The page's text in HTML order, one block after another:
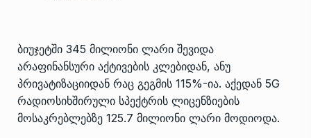
ბიუჯეტში 345 მილიონი ლარი შევიდა
არაფინანსური აქტივების კლებიდან, ანუ
პრივატიზაციიდან რაც გეგმის 115%-ია. აქედან 5G
რადიოსიხშირული სპექტრის ლიცენზიების
მოსაკრებლებზე 125.7 მილიონი ლარი მოდიოდა.